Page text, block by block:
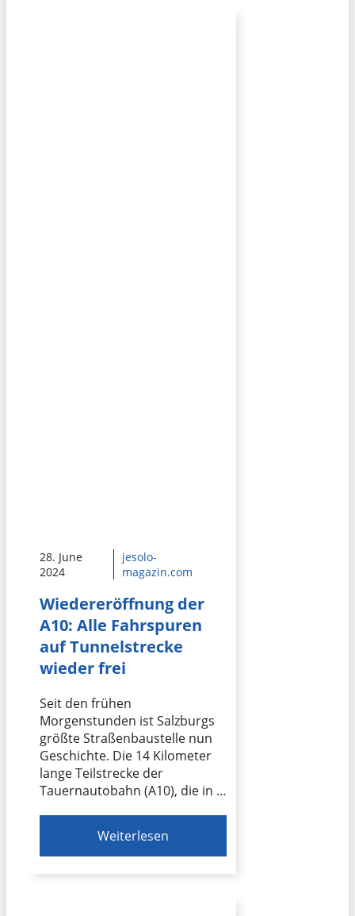
28. June
2024
jesolo-
magazin.com
Wiedereröffnung der
A10: Alle Fahrspuren
auf Tunnelstrecke
wieder frei
Seit den frühen
Morgenstunden ist Salzburgs
größte Straßenbaustelle nun
Geschichte. Die 14 Kilometer
lange Teilstrecke der
Tauernautobahn (A10), die in …
Weiterlesen